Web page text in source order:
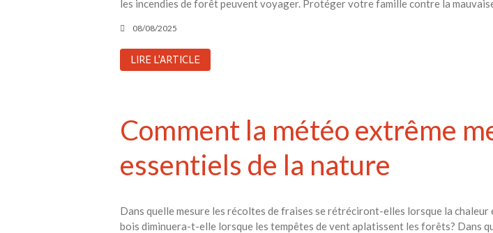
les incendies de forêt peuvent voyager. Protéger votre famille contre la
08/08/2025
LIRE L'ARTICLE
Comment la météo extrême
essentiels de la nature
Dans quelle mesure les récoltes de fraises se rétréciront-elles lorsque la
bois diminuera-t-elle lorsque les tempêtes de vent aplatissent les forêts? Dans